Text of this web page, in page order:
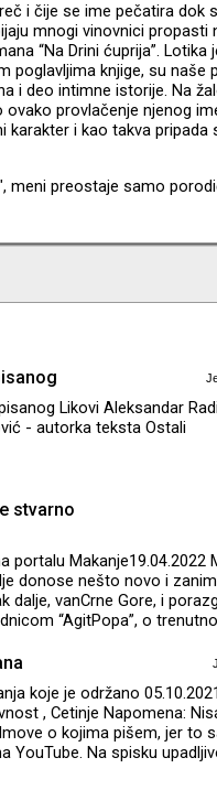
i čije se ime pečatira dok
mnogi vinovnici propasti
“Na Drini ćuprija”.
poglavljima knjige, su naše
i deo intimne istorije. Na
provlačenje njenog
karakter i kao takva
meni preostaje samo
Likovi Aleksandar
- autorka teksta Ostali
stvarno
portalu Makanje19.04.2022
donose nešto novo i
dalje, vanCrne Gore, i
“AgitPopa”, o
emisije. Jelenaživi između
koje je održano
, Cetinje Napomena:
o kojima pišem, jer to
YouTube. Na spisku